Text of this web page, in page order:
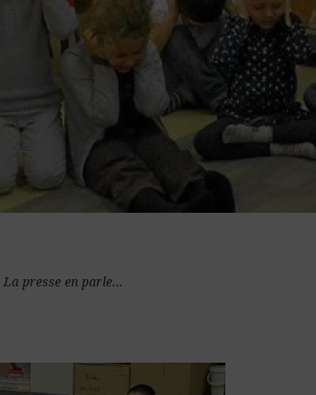
La presse en parle...